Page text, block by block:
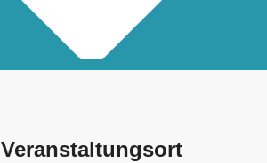
Veranstaltungsort